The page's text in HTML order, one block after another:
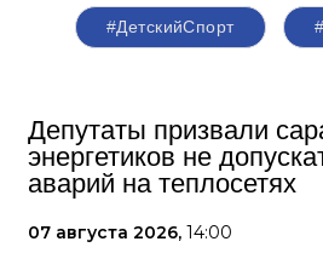
#ДетскийСпорт
Депутаты призвали
энергетиков не
аварий на теплосетях
07 августа 2026, 14:00